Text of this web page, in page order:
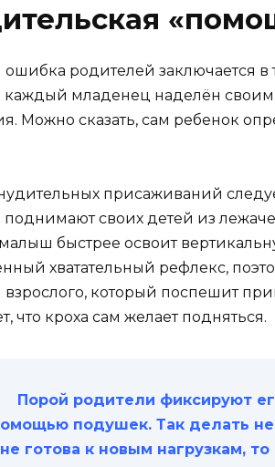
ошибка родителей заключается в
каждый младенец наделён
Можно сказать, сам ребенок
присаживаний
своих детей из
малыш быстрее освоит
хватательный рефлекс,
который поспешит
что кроха сам желает подняться.
Порой родители фиксируют
подушек. Так делать
не готова к новым нагрузкам,